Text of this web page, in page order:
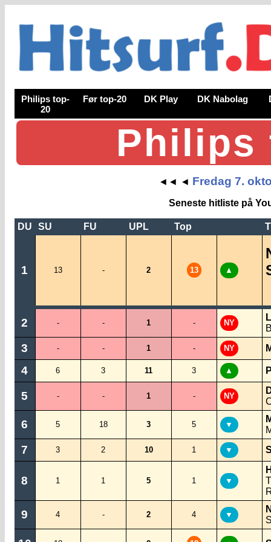
Philips top-
20
Før top-20 DK Play DK Nabolag
Philips
◄◄ ◄ Fredag 7.
Seneste hitliste på
DU SU FU UPL Top
1 13 - 2 13 ▲
2 - - 1 - NY
3 - - 1 - NY
4 6 3 11 3 ▲
5 - - 1 - NY
6 5 18 3 5 ▼
7 3 2 10 1 ▼
8 1 1 5 1 ▼
9 4 - 2 4 ▼